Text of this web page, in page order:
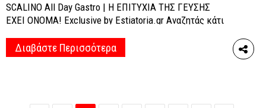
SCALINO All Day Gastro | Η ΕΠΙΤΥΧΙΑ ΤΗΣ ΓΕΥΣΗΣ
ΕΧΕΙ ONOMA! Exclusive by Estiatoria.gr Αναζητάς κάτι
υγιεινό και να ενεργοποιεί τα κέντρα ευχαρίστησης του
εγκεφάλου; Το SCALINO All Day Gastro έχει τη λύση για
Διαβάστε Περισσότερα